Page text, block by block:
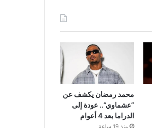
محمد رمضان يكشف عن
“عشماوي”.. عودة إلى
الدراما بعد 4 أعوام
منذ 19 ساعة